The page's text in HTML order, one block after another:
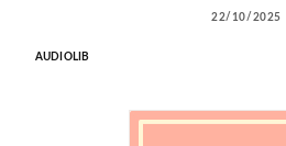
22/10/2025
AUDIOLIB